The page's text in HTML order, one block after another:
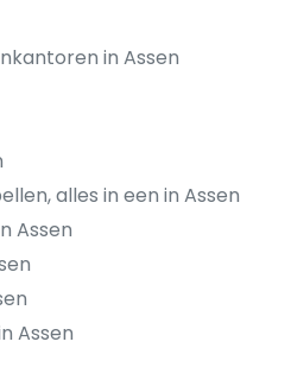
in Assen
alles in een in Assen
Assen
Assen